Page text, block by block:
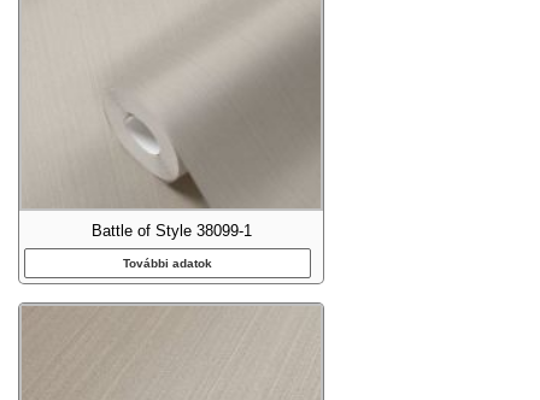
Battle of Style 38099-1
További adatok